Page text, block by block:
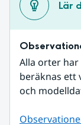
Lär
Alla orter
beräknas ett
och